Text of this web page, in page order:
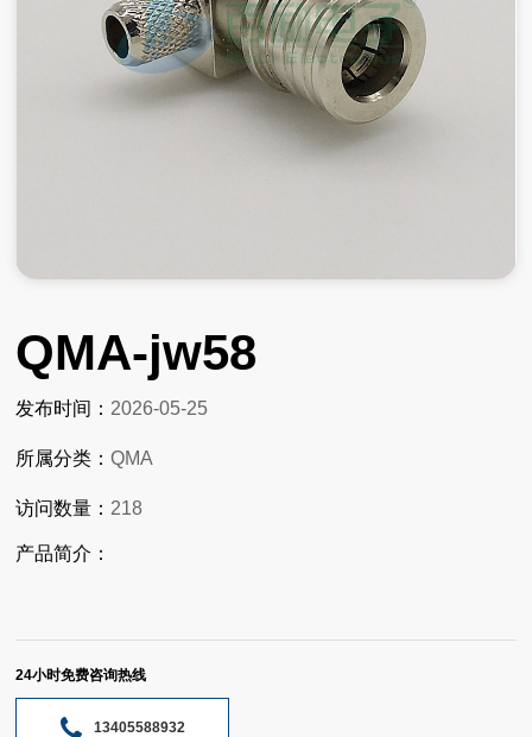
QMA-jw58
发布时间： 2026-05-25
所属分类：QMA
访问数量： 218
产品简介：
24小时免费咨询热线
13405588932